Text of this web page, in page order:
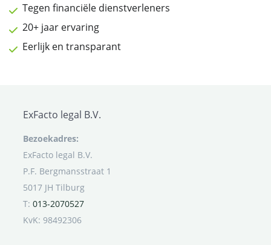
Tegen financiële dienstverleners
20+ jaar ervaring
Eerlijk en transparant
ExFacto legal B.V.
Bezoekadres:
ExFacto legal B.V.
P.F. Bergmansstraat 1
5017 JH Tilburg
T: 013-2070527
KvK: 98492306